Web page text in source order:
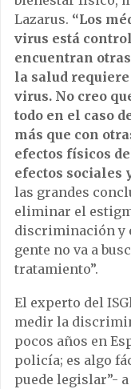
Lazarus. “Los
virus está
encuentran
la salud
virus. No creo
todo en el caso
más que con
efectos físicos
efectos sociales
las grandes
eliminar el
discriminación y
gente no va a
tratamiento”.
El experto del
medir la
pocos años en
policía; es algo
puede legislar”-